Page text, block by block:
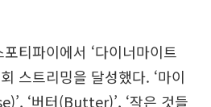
티파이에서 ‘다이너마이트
스트리밍을 달성했다. ‘마이
‘버터(Butter)’, ‘작은 것들